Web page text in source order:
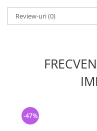
Review-uri(0)
-47%